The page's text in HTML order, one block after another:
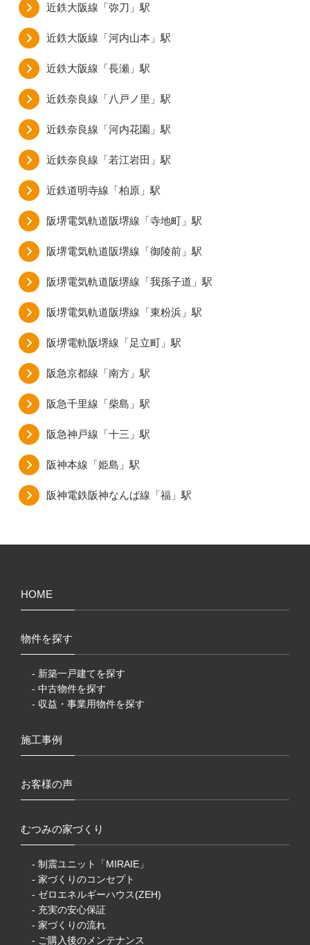
近鉄大阪線「弥刀」駅
近鉄大阪線「河内山本」駅
近鉄大阪線「長瀬」駅
近鉄奈良線「八戸ノ里」駅
近鉄奈良線「河内花園」駅
近鉄奈良線「若江岩田」駅
近鉄道明寺線「柏原」駅
阪堺電気軌道阪堺線「寺地町」駅
阪堺電気軌道阪堺線「御陵前」駅
阪堺電気軌道阪堺線「我孫子道」駅
阪堺電気軌道阪堺線「東粉浜」駅
阪堺電軌阪堺線「足立町」駅
阪急京都線「南方」駅
阪急千里線「柴島」駅
阪急神戸線「十三」駅
阪神本線「姫島」駅
阪神電鉄阪神なんば線「福」駅
HOME
物件を探す
- 新築一戸建てを探す
- 中古物件を探す
- 収益・事業用物件を探す
施工事例
お客様の声
むつみの家づくり
- 制震ユニット「MIRAIE」
- 家づくりのコンセプト
- ゼロエネルギーハウス(ZEH)
- 充実の安心保証
- 家づくりの流れ
- ご購入後のメンテナンス